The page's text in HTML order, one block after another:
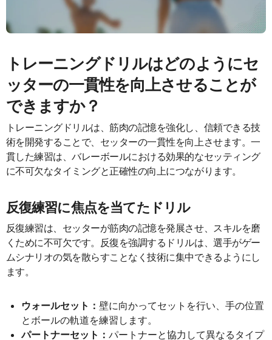
トレーニングドリルはどのようにセ
ッターの一貫性を向上させることが
できますか？
トレーニングドリルは、筋肉の記憶を強化し、信頼できる技
術を開発することで、セッターの一貫性を向上させます。一
貫した練習は、バレーボールにおける効果的なセッティング
に不可欠なタイミングと正確性の向上につながります。
反復練習に焦点を当てたドリル
反復練習は、セッターが筋肉の記憶を発展させ、スキルを磨
くために不可欠です。反復を強調するドリルは、選手がゲー
ムシナリオの気を散らすことなく技術に集中できるようにし
ます。
ウォールセット：壁に向かってセットを行い、手の位置
とボールの軌道を練習します。
パートナーセット：パートナーと協力して異なるタイプ